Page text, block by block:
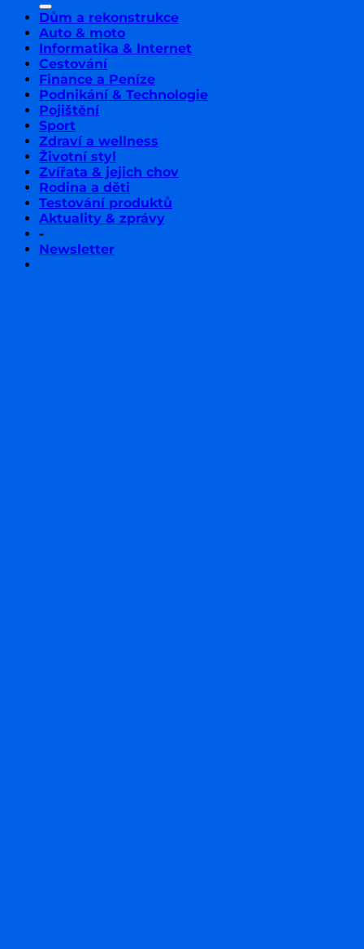
Dům a rekonstrukce
Auto & moto
Informatika & Internet
Cestování
Finance a Peníze
Podnikání & Technologie
Pojištění
Sport
Zdraví a wellness
Životní styl
Zvířata & jejich chov
Rodina a děti
Testování produktů
Aktuality & zprávy
-
Newsletter